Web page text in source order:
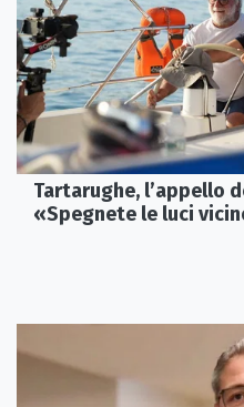
Tartarughe, l’appello
«Spegnete le luci